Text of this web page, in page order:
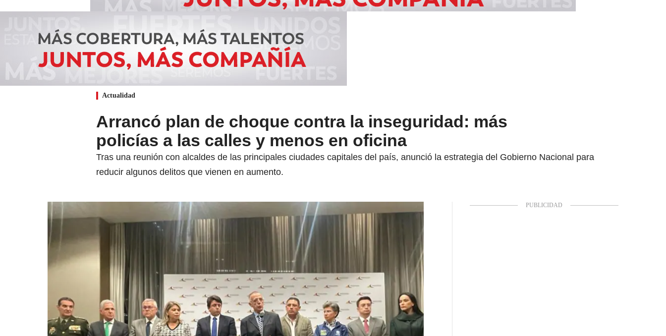
Actualidad
Arrancó plan de choque contra la inseguridad: más
policías a las calles y menos en oficina
Tras una reunión con alcaldes de las principales ciudades capitales del país, anunció la estrategia del Gobierno Nacional para
reducir algunos delitos que vienen en aumento.